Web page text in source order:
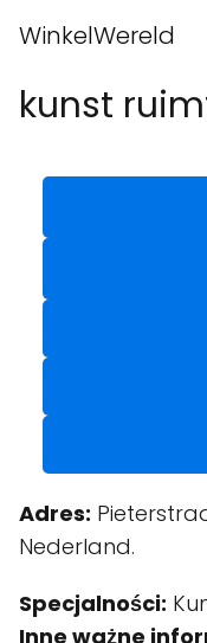
WinkelWereld
kunst
Adres:
Nederland.
Specjalności:
Inne ważne